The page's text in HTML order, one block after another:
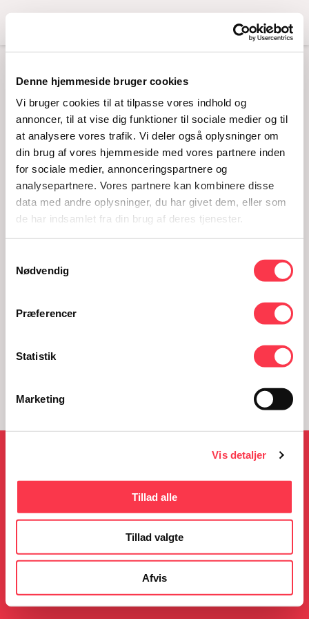
Denne hjemmeside bruger cookies
Vi bruger cookies til at tilpasse vores indhold og
annoncer, til at vise dig funktioner til sociale medier og til
at analysere vores trafik. Vi deler også oplysninger om
din brug af vores hjemmeside med vores partnere inden
for sociale medier, annonceringspartnere og
analysepartnere. Vores partnere kan kombinere disse
data med andre oplysninger, du har givet dem, eller som
de har indsamlet fra din brug af deres tjenester.
Nødvendig
Præferencer
Statistik
Marketing
Vis detaljer
Tillad alle
Tillad valgte
Afvis
Menu
DESIGN UDEN NAVN
(4)
NYHEDER
KØN på Kulturmødet
Gratis guidede ture i
sommerferien
Læs mere